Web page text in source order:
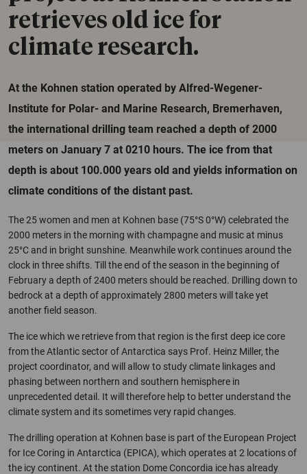
retrieves old ice for
climate research.
At the Kohnen station operated by Alfred-Wegener-
Institute for Polar- and Marine Research, Bremerhaven,
the international drilling team reached a depth of 2000
meters on January 7 at 0210 hours. The ice from that
depth is about 100.000 years old and yields information on
climate conditions of the distant past.
The 25 women and men at Kohnen base (75°S 0°W) celebrated the
2000 meters in the morning with champagne and music at minus
25°C and in bright sunshine. Meanwhile work continues around the
clock in three shifts. Till the end of the season in the beginning of
February a depth of 2400 meters should be reached. Drilling down to
bedrock at a depth of approximately 2800 meters will take yet
another field season.
The ice which we retrieve from that region is the first deep ice core
from the Atlantic sector of Antarctica says Prof. Heinz Miller, the
project coordinator, and will allow to study climate linkages and
phasing between northern and southern hemisphere in
unprecedented detail. It will therefore help to better understand the
climate system and its sometimes very rapid changes.
The drilling operation at Kohnen base is part of the European Project
for Ice Coring in Antarctica (EPICA), which operates at 2 locations of
the icy continent. At the station Dome Concordia ice has already